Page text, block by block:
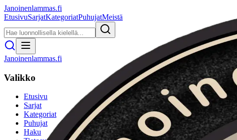
Janoinenlammas.fi
EtusivuSarjatKategoriatPuhujatMeistä
Janoinenlammas.fi
Valikko
Etusivu
Sarjat
Kategoriat
Puhujat
Haku